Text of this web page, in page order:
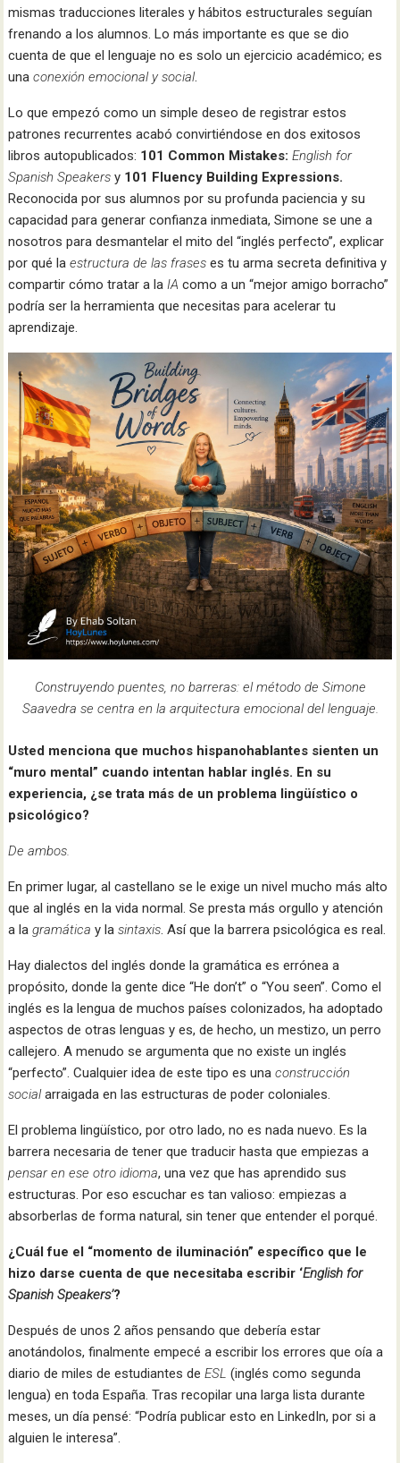
mismas traducciones literales y hábitos estructurales seguían
frenando a los alumnos. Lo más importante es que se dio
cuenta de que el lenguaje no es solo un ejercicio académico; es
unaconexión emocional y social.
Lo que empezó como un simple deseo de registrar estos
patrones recurrentes acabó convirtiéndose en dos exitosos
libros autopublicados: 101 Common Mistakes:English for
Spanish Speakersy 101 Fluency Building Expressions.
Reconocida por sus alumnos por su profunda paciencia y su
capacidad para generar confianza inmediata, Simone se une a
nosotros para desmantelar el mito del “inglés perfecto”, explicar
por qué laestructura de las frases es tu arma secreta definitiva y
compartir cómo tratar a laIA como a un “mejor amigo borracho”
podría ser la herramienta que necesitas para acelerar tu
aprendizaje.
Construyendo puentes, no barreras: el método de Simone
Saavedra se centra en la arquitectura emocional del lenguaje.
Usted menciona que muchos hispanohablantes sienten un
“muro mental” cuando intentan hablar inglés. En su
experiencia, ¿se trata más de un problema lingüístico o
psicológico?
De ambos.
En primer lugar, al castellano se le exige un nivel mucho más alto
que al inglés en la vida normal. Se presta más orgullo y atención
a lagramática y lasintaxis . Así que la barrera psicológica es real.
Hay dialectos del inglés donde la gramática es errónea a
propósito, donde la gente dice “He don’t” o “You seen”. Como el
inglés es la lengua de muchos países colonizados, ha adoptado
aspectos de otras lenguas y es, de hecho, un mestizo, un perro
callejero. A menudo se argumenta que no existe un inglés
“perfecto”. Cualquier idea de este tipo es unaconstrucción
socialarraigada en las estructuras de poder coloniales.
El problema lingüístico, por otro lado, no es nada nuevo. Es la
barrera necesaria de tener que traducir hasta que empiezas a
pensar en ese otro idioma, una vez que has aprendido sus
estructuras. Por eso escuchar es tan valioso: empiezas a
absorberlas de forma natural, sin tener que entender el porqué.
¿Cuál fue el “momento de iluminación” específico que le
hizo darse cuenta de que necesitaba escribir ‘English for
Spanish Speakers’?
Después de unos 2 años pensando que debería estar
anotándolos, finalmente empecé a escribir los errores que oía a
diario de miles de estudiantes deESL (inglés como segunda
lengua) en toda España. Tras recopilar una larga lista durante
meses, un día pensé: “Podría publicar esto en LinkedIn, por si a
alguien le interesa”.